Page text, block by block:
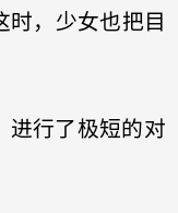
时，少女也把目
进行了极短的对